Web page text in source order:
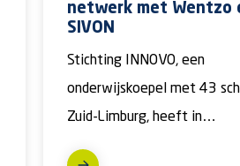
netwerk met Wentzo
SIVON
Stichting INNOVO, een
onderwijskoepel met 43
Zuid-Limburg, heeft in